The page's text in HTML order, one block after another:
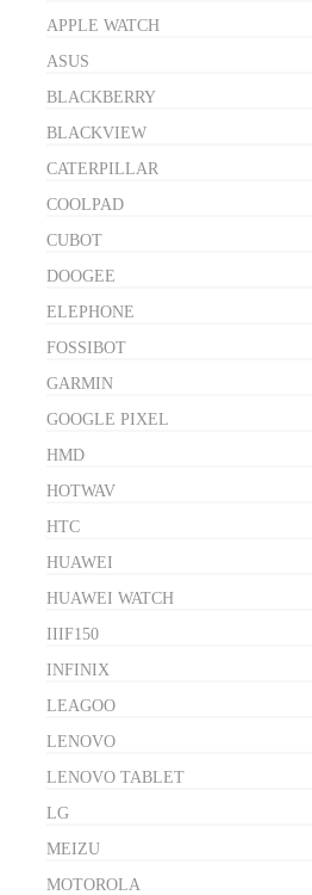
APPLE WATCH
ASUS
BLACKBERRY
BLACKVIEW
CATERPILLAR
COOLPAD
CUBOT
DOOGEE
ELEPHONE
FOSSIBOT
GARMIN
GOOGLE PIXEL
HMD
HOTWAV
HTC
HUAWEI
HUAWEI WATCH
IIIF150
INFINIX
LEAGOO
LENOVO
LENOVO TABLET
LG
MEIZU
MOTOROLA